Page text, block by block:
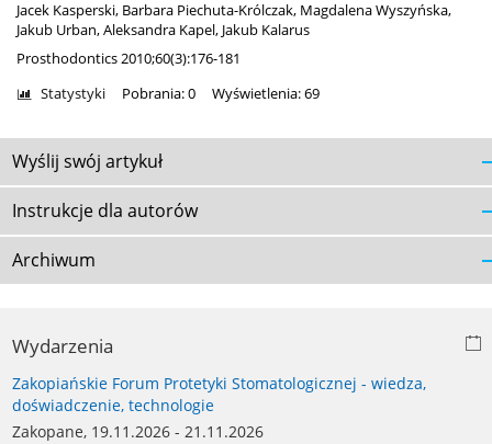
Jacek Kasperski, Barbara Piechuta-Królczak, Magdalena Wyszyńska,
Jakub Urban,Aleksandra Kapel, Jakub Kalarus
Prosthodontics 2010;60(3):176-181
Statystyki Pobrania: 0 Wyświetlenia: 69
Wyślij swój artykuł
Instrukcje dla autorów
Archiwum
Wydarzenia
Zakopiańskie Forum Protetyki Stomatologicznej - wiedza,
doświadczenie, technologie
Zakopane, 19.11.2026 - 21.11.2026